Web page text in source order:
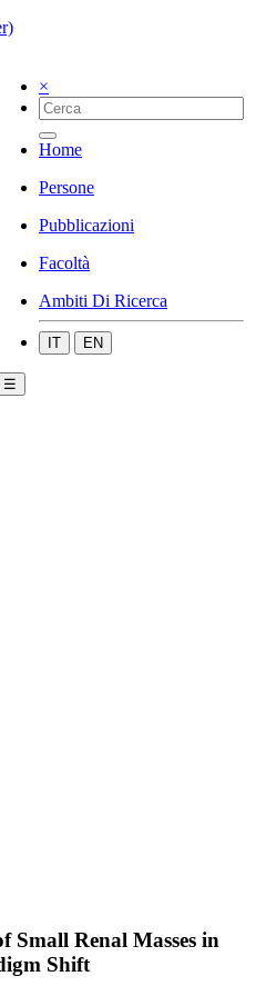
×
Home
Persone
Pubblicazioni
Facoltà
Ambiti Di Ricerca
IT EN
☰
Small Renal Masses in
Shift